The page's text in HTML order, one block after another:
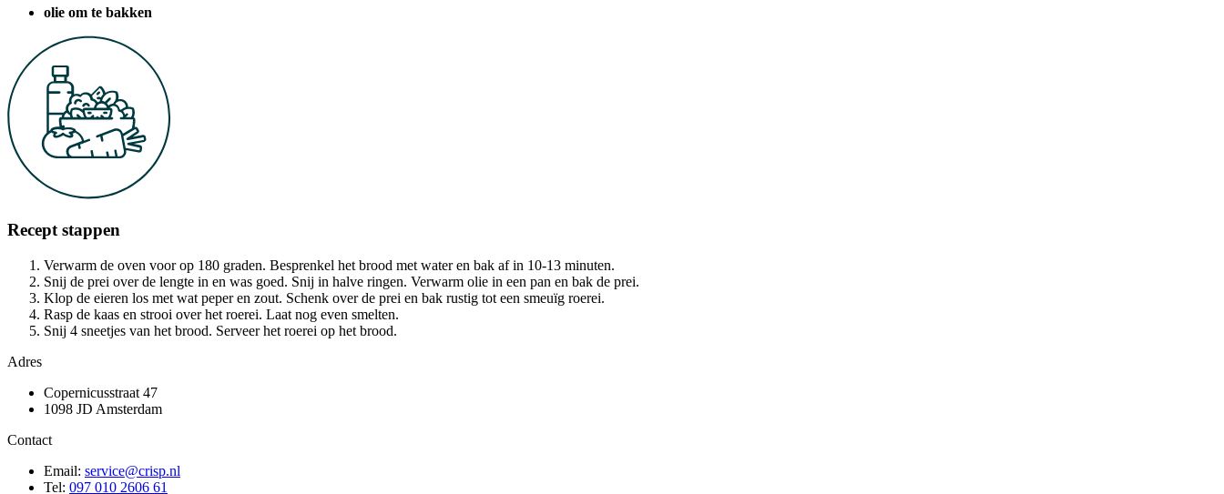
olie om te bakken
Recept stappen
Verwarm de oven voor op 180 graden. Besprenkel het brood met water en bak af in 10-13 minuten.
Snij de prei over de lengte in en was goed. Snij in halve ringen. Verwarm olie in een pan en bak de prei.
Klop de eieren los met wat peper en zout. Schenk over de prei en bak rustig tot een smeuïg roerei.
Rasp de kaas en strooi over het roerei. Laat nog even smelten.
Snij 4 sneetjes van het brood. Serveer het roerei op het brood.
Adres
Copernicusstraat 47
1098 JD Amsterdam
Contact
Email: service@crisp.nl
Tel: 097 010 2606 61